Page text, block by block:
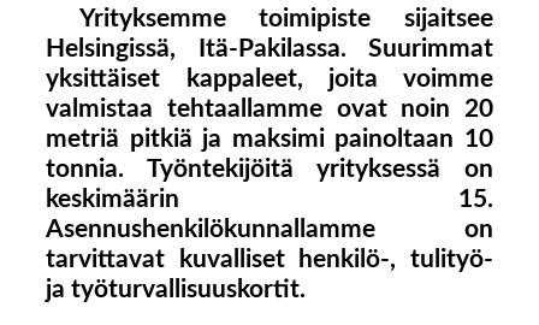
Yrityksemme toimipiste sijaitsee
Helsingissä, Itä-Pakilassa. Suurimmat
yksittäiset kappaleet, joita voimme
valmistaa tehtaallamme ovat noin 20
metriä pitkiä ja maksimi painoltaan 10
tonnia. Työntekijöitä yrityksessä on
keskimäärin 15.
Asennushenkilökunnallamme on
tarvittavat kuvalliset henkilö-, tulityö-
ja työturvallisuuskortit.